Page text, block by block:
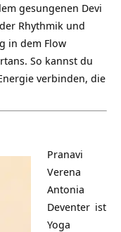
gesungenen Devi
Rhythmik und
in dem Flow
So kannst du
verbinden, die
Pranavi
Verena
Antonia
Deventer ist
Yoga